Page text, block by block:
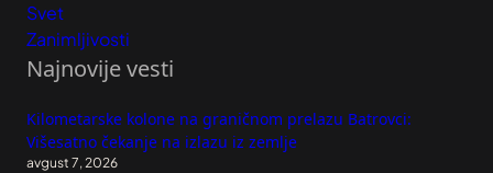
Svet
Zanimljivosti
Najnovije vesti
Kilometarske kolone na graničnom prelazu Batrovci:
Višesatno čekanje na izlazu iz zemlje
avgust 7, 2026